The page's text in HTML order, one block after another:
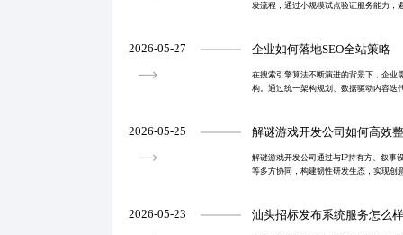
发流程，通过小规模试点验证服务能力，
2026-05-27 企业如何落地SEO全站策略
在搜索引擎算法不断演进的背景下，企业
构。通过统一架构规划、数据驱动内容迭
2026-05-25 解谜游戏开发公司如何高效
解谜游戏开发公司通过与IP持有方、叙事
等多方协同，构建韧性研发生态，实现创
2026-05-23 汕头招标发布系统服务怎么样